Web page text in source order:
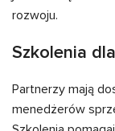
rozwoju.
Szkolenia
Partnerzy mają
menedżerów